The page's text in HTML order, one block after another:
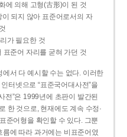
에 의해 고형(古形)이 된 것
되지 않아 표준어로서의 자
가 필요한 것
준어 자리를 굳혀 가던 것
서 다 예시할 수는 없다. 이러한
터넷으로 “표준국어대사전”을
전”은 1999년에 초판이 발간된
한 것으로, 현재에도 계속 수정·
준어형을 확인할 수 있다. 그뿐
에 따라 과거에는 비표준어였